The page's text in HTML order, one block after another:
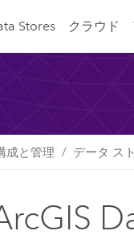
Stores クラウド
成と管理 データ ス